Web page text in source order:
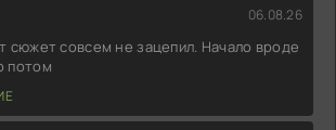
06.08.26
сюжет совсем не зацепил. Начало вроде
потом